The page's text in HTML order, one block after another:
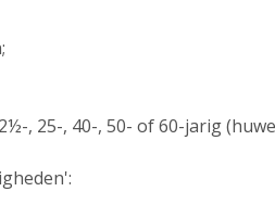
, 25-, 40-, 50- of 60-jarig